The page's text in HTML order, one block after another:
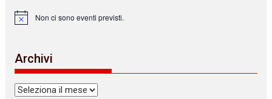
N
c
e
Non ci sono eventi previsti.
Archivi
Archivi